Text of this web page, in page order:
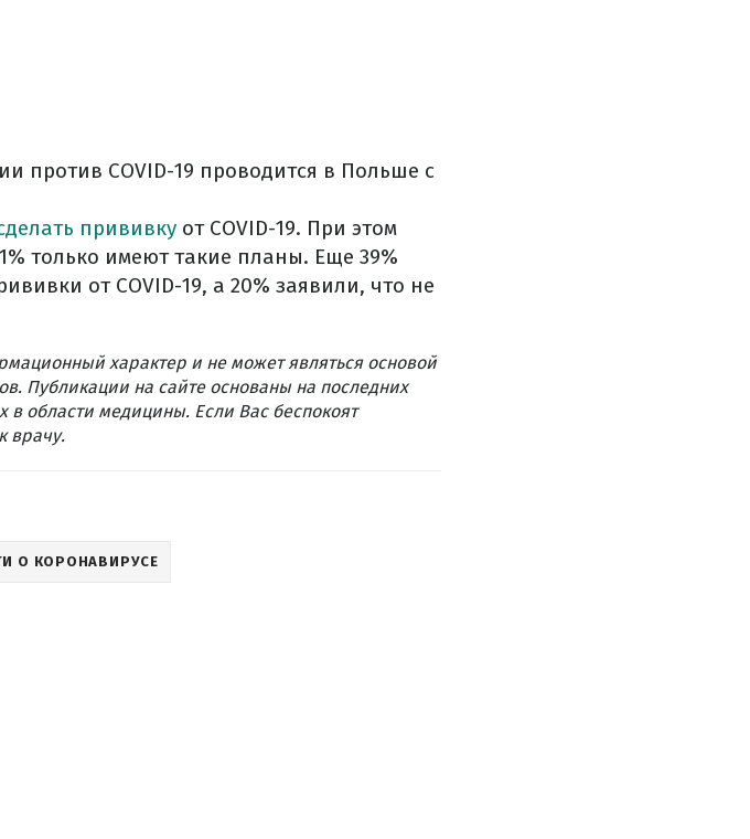
против COVID-19 проводится в Польше с
прививку от COVID-19. При этом
только имеют такие планы. Еще 39%
от COVID-19, а 20% заявили, что не
характер и не может являться основой
Публикации на сайте основаны на последних
в области медицины. Если Вас беспокоят
врачу.
О КОРОНАВИРУСЕ